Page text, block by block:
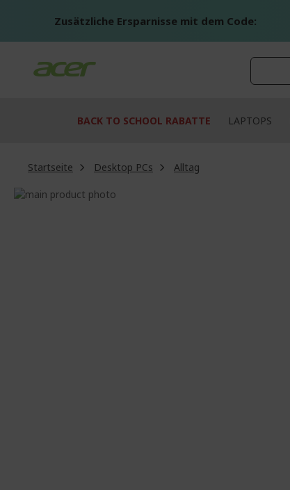
Zusätzliche Ersparnisse mit dem Code:
BACK TO SCHOOL RABATTE LAPTOPS
Startseite Desktop PCs
Alltag
Zum